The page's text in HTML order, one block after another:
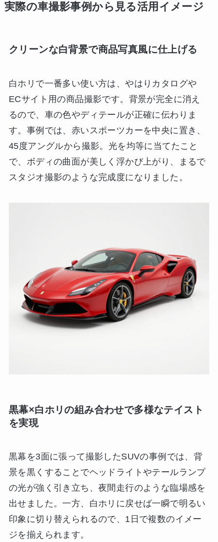
実際の車撮影事例から見る活用イメージ
クリーンな白背景で商品写真風に仕上げる
白ホリで一番多い使い方は、やはりカタログや
ECサイト用の商品撮影です。背景が完全に消え
るので、車の色やディテールが正確に伝わりま
す。事例では、赤いスポーツカーを中央に置き、
45度アングルから撮影。光を均等に当てたこと
で、ボディの曲面が美しく浮かび上がり、まるで
スタジオ撮影のような完成度になりました。
黒幕×白ホリの組み合わせで多様なテイスト
を実現
黒幕を3面に張って撮影したSUVの事例では、背
景を黒くすることでヘッドライトやテールランプ
の光が強く引き立ち、夜間走行のような臨場感を
出せました。一方、白ホリに戻せば一瞬で明るい
印象に切り替えられるので、1日で複数のイメー
ジを揃えられます。